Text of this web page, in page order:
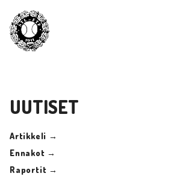
UUTISET
Artikkeli →
Ennakot →
Raportit →